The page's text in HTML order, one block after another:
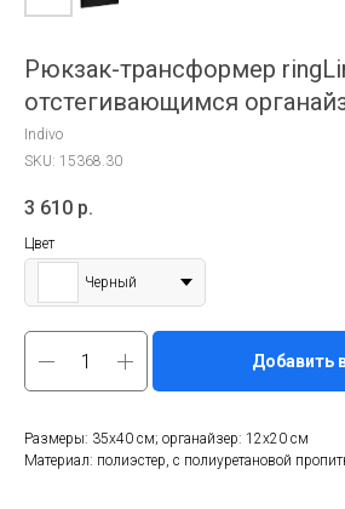
Рюкзак-трансформер
отстегивающимся
Indivo
SKU: 15368.30
3 610 р.
Цвет
Черный
Добавить
Размеры: 35х40 см; органайзер: 12х20 см
Материал: полиэстер, с полиуретановой